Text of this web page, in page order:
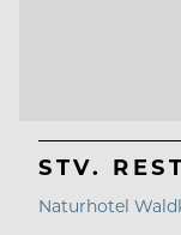
STV.
Naturhotel